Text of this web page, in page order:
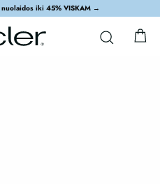
nuolaidos iki 45% VISKAM →